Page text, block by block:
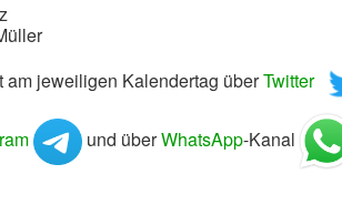
am jeweiligen Kalendertag überTwitter
und überWhatsApp-Kanal